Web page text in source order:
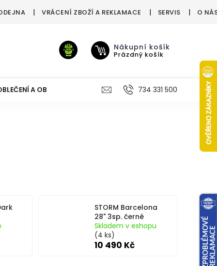
VRÁCENÍ ZBOŽÍ A REKLAMACE SERVIS O
Nákupní košík
Prázdný košík
A OBUV VÝŽIVA VÝPRODEJ %
734 331 500
STORM Barcelona
28" 3sp. černé
Skladem v eshopu
(4 ks)
10 490 Kč